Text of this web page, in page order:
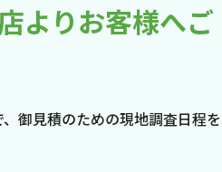
よりお客様へご
御見積のための現地調査日程を